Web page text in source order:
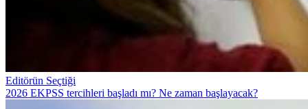
Editörün Seçtiği
2026 EKPSS tercihleri başladı mı? Ne zaman başlayacak?